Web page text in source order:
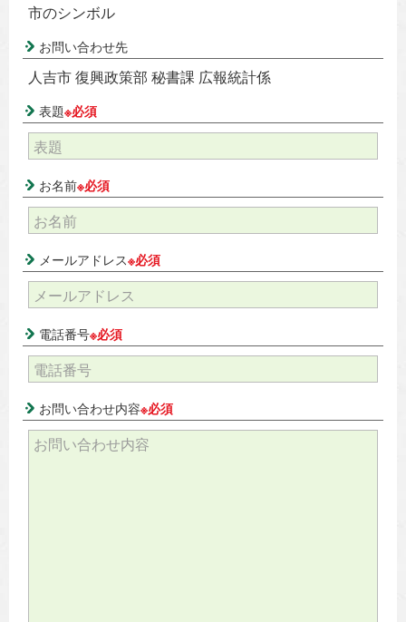
市のシンボル
お問い合わせ先
人吉市 復興政策部 秘書課 広報統計係
表題※必須
お名前※必須
メールアドレス※必須
電話番号※必須
お問い合わせ内容※必須